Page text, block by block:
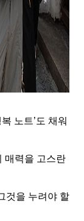
복 노트’도 채워
매력을 고스란
것을 누려야 할